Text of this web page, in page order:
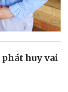
phát huy vai